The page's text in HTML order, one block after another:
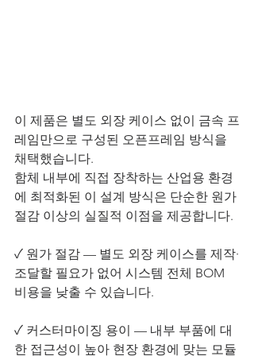
이 제품은 별도 외장 케이스 없이 금속 프
레임만으로 구성된 오픈프레임 방식을
채택했습니다.
함체 내부에 직접 장착하는 산업용 환경
에 최적화된 이 설계 방식은 단순한 원가
절감 이상의 실질적 이점을 제공합니다.
✓ 원가 절감 — 별도 외장 케이스를 제작·
조달할 필요가 없어 시스템 전체 BOM
비용을 낮출 수 있습니다.
✓ 커스터마이징 용이 — 내부 부품에 대
한 접근성이 높아 현장 환경에 맞는 모듈